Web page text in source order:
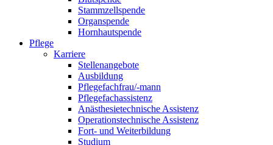
Stammzellspende
Organspende
Hornhautspende
Pflege
Karriere
Stellenangebote
Ausbildung
Pflegefachfrau/-mann
Pflegefachassistenz
Anästhesietechnische Assistenz
Operationstechnische Assistenz
Fort- und Weiterbildung
Studium